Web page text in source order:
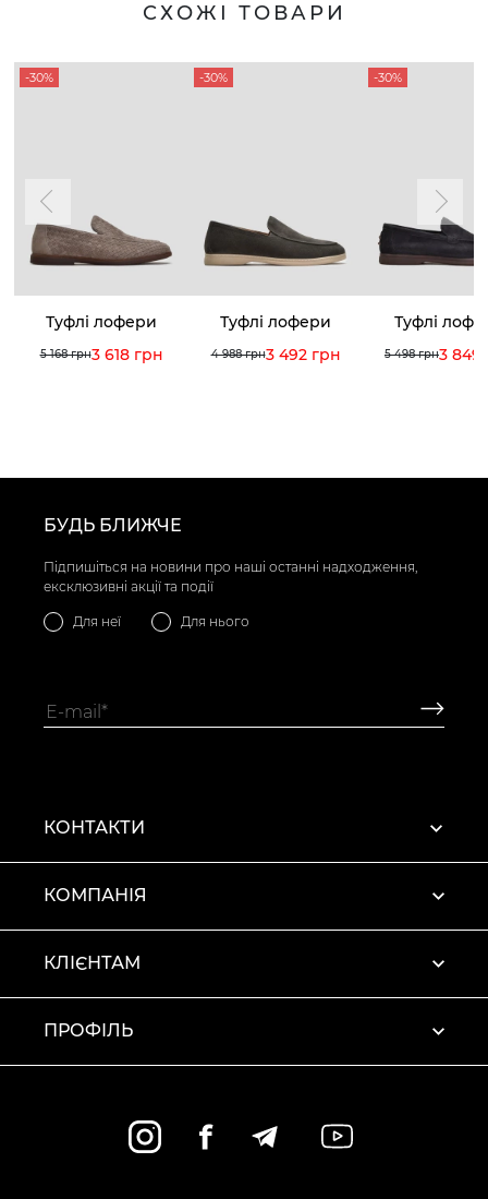
СХОЖІ ТОВАРИ
-30%
Туфлі лофери
5 168 грн3 618 грн
-30%
Туфлі лофери
4 988 грн3 492 грн
-30%
Туфлі
5 498 грн3 849
БУДЬ БЛИЖЧЕ
Підпишіться на новини про наші останні надходження,
ексклюзивні акції та події
Для неї Для нього
КОНТАКТИ
КОМПАНІЯ
КЛІЄНТАМ
ПРОФІЛЬ